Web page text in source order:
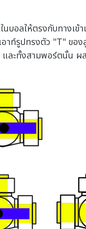
อลให้ตรงกับทางเข้
ท์รูปทรงตัว "T" ขอ
และทั้งสามพอร์ตนั้น ผ